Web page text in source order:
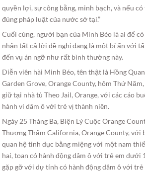
quyền lợi, sự công bằng, minh bạch, và nếu
đúng pháp luật của nước sở tại.”
Cuối cùng, người bạn của Minh Béo là ai để
nhận tất cả lời đề nghị đang là một bí ẩn với
đến vụ án ngỡ như rất bình thường này.
Diễn viên hài Minh Béo, tên thật là Hồng
Garden Grove, Orange County, hôm Thứ Năm,
giữ tại nhà tù Theo Jail, Orange, với các cáo
hành vi dâm ô với trẻ vị thành niên.
Ngày 25 Tháng Ba, Biện Lý Cuộc Orange
Thượng Thẩm California, Orange County, với
quan hệ tình dục bằng miệng với một nam
hai, toan có hành động dâm ô với trẻ em dưới
gặp gỡ với dự tính có hành động dâm ô với trẻ